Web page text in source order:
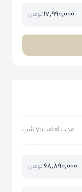
17,990,000تومان
مدت اقامت:7 شب
68,890,000تومان